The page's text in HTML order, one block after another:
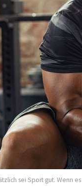
sei Sport gut. Wenn